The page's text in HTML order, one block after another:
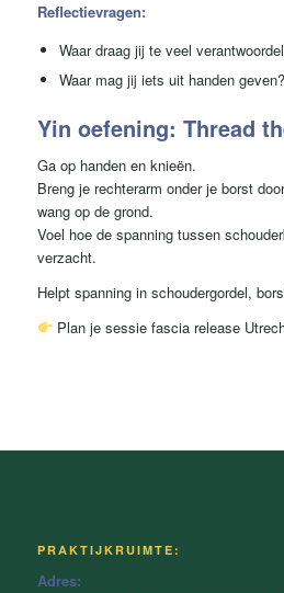
Reflectievragen:
Waar draag jij te veel
Waar mag jij iets uit handen geven?
Yin oefening: Thread
Ga op handen en knieën.
Breng je rechterarm onder je borst
wang op de grond.
Voel hoe de spanning tussen
verzacht.
Helpt spanning in schoudergordel,
Plan je sessie fascia release
PRAKTIJKRUIMTE:
Adres: